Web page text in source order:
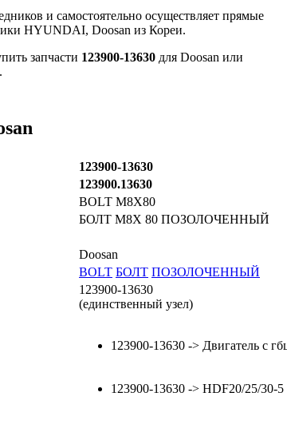
и самостоятельно осуществляет прямые
HYUNDAI, Doosan из Кореи.
запчасти 123900-13630 для Doosan или
.
123900-13630
123900.13630
BOLT M8X80
БОЛТ M8X 80 ПОЗОЛОЧЕННЫЙ
Doosan
BOLT БОЛТ ПОЗОЛОЧЕННЫЙ
123900-13630
(единственный узел)
123900-13630 -> Двигатель с
123900-13630 -> HDF20/25/30-5